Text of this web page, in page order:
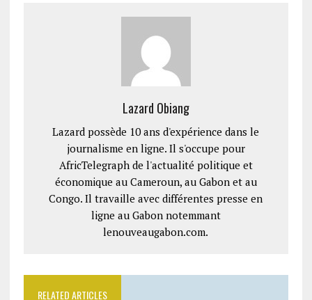
Lazard Obiang
Lazard possède 10 ans d'expérience dans le
journalisme en ligne. Il s'occupe pour
AfricTelegraph de l'actualité politique et
économique au Cameroun, au Gabon et au
Congo. Il travaille avec différentes presse en
ligne au Gabon notemmant
lenouveaugabon.com.
RELATED ARTICLES